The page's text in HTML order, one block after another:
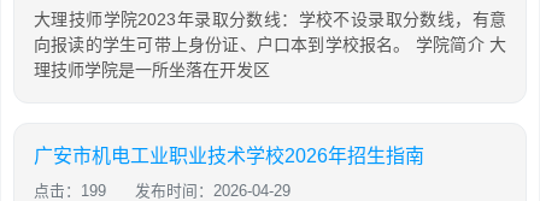
大理技师学院2023年录取分数线：学校不设录取分数线，有意
向报读的学生可带上身份证、户口本到学校报名。 学院简介 大
理技师学院是一所坐落在开发区
广安市机电工业职业技术学校2026年招生指南
点击：199 发布时间：2026-04-29